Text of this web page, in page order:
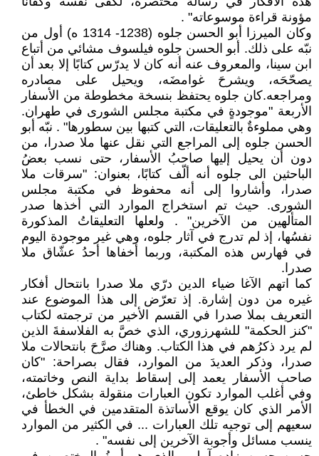
مؤونة قراءة موسوعاته" .
وكان الميرزا أبو الحسن جلوه (1238- 1314 ه) أول من
نبّه على ذلك. أبو الحسن جلوه فيلسوف مشائي من أتباع
ابن سينا، والمعروف عنه أنه كان لا يدرّس كتابًا إلا بعد أن
يصحّحَه، ويشرحَ غوامضَه، ويحيل على مصادره
ومراجعه.كان جلوه يحتفظ بنسخة مخطوطة من الأسفار
الأربعة "موجودةٍ في مكتبة مجلس الشورى في طهران.
وهي مملوءةٌ بالتعليقات، التي كتبها بين سطورها" . نبّه أبو
الحسن جلوه إلى المراجع التي نقل عنها ملا صدرا، من
دون أن يحيل إليها صاحبُ الأسفار، حتى نسب بعضُ
الباحثين الى جلوه أنه ألّف كتابًا، بعنوان: "سرقات ملا
صدرا، وأشاروا إلى أنه محفوظ في مكتبة مجلس
الشورى. حيث تم استخراج الموارد التي أخذها صدر
المتألهين من الآخرين" . ولعلها التعليقاتُ المذكورة
نفسُها، إذ لم تدرج في آثار جلوه، وهي غير موجودة اليوم
في فهارس هذه المكتبة، وربما أخفاها أحدُ عشّاق ملا
صدرا.
كما اتهم الآغا ضياء الدين درّي ملا صدرا بانتحال أفكار
غيره من دون إشارة. إذ تعرّض إلى هذا الموضوع عند
التعريف بملا صدرا في القسم الأخير من ترجمته لكتاب
"كنز الحكمة" للشهرزوري، الذي خصَّ به الفلاسفةَ الذين
لم يرد ذكرُهم في هذا الكتاب. وهناك صرَّحَ بانتحالات ملا
صدرا، وذكر العديدَ من الموارد، فقال بصراحة: "كان
صاحب الأسفار يعمد إلى إسقاط بداية النص وخاتمته،
وفي أغلب الموارد تكون العبارات منقولة بشكل خاطئ،
الأمر الذي كان يوقع الأساتذة المتقدمين في الخطأ في
سعيهم إلى توجيه تلك العبارات ... في الكثير من الموارد
ينسب مسائل وأجوبة الآخرين إلى نفسه" .